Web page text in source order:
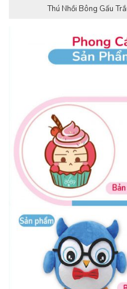
Thú Nhồi Bông Gấu